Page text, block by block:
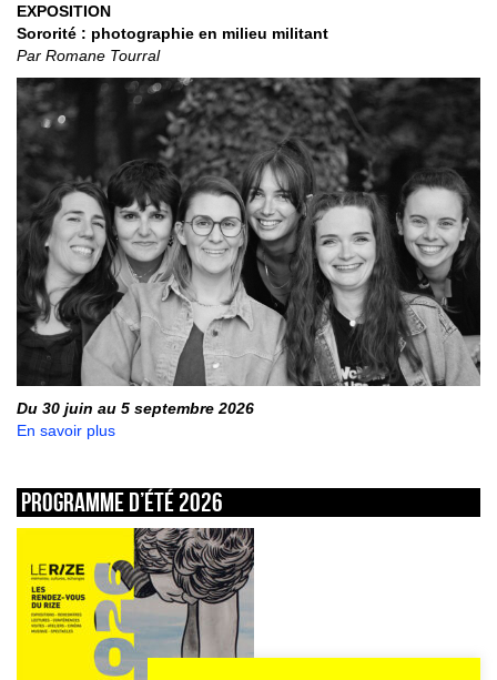
EXPOSITION
Sororité : photographie en milieu militant
Par Romane Tourral
Du 30 juin au 5 septembre 2026
En savoir plus
Programme d’été 2026